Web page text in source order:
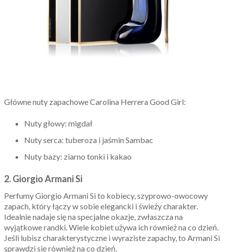
Główne nuty zapachowe Carolina Herrera Good Girl:
Nuty głowy: migdał
Nuty serca: tuberoza i jaśmin Sambac
Nuty bazy: ziarno tonki i kakao
2. Giorgio Armani Si
Perfumy Giorgio Armani Si to kobiecy, szyprowo-owocowy
zapach, który łączy w sobie elegancki i świeży charakter.
Idealnie nadaje się na specjalne okazje, zwłaszcza na
wyjątkowe randki. Wiele kobiet używa ich również na co dzień.
Jeśli lubisz charakterystyczne i wyraziste zapachy, to Armani Si
sprawdzi się również na co dzień.